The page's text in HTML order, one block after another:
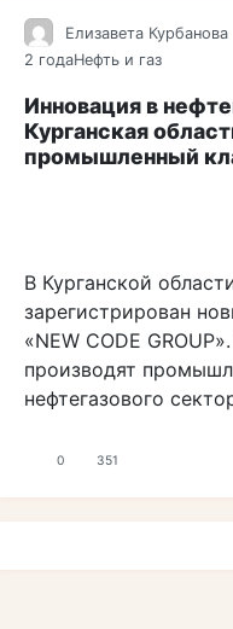
Елизавета Курбанова
2 годаНефть и газ
Инновация в
Курганская
промышленный
В Курганской
зарегистрирован
«NEW CODE
производят
нефтегазового
0 351